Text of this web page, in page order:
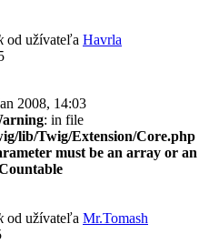
od užívateľa Havrla
2008, 14:03
: in file
lib/Twig/Extension/Core.php
must be an array or an
od užívateľa Mr.Tomash